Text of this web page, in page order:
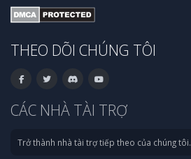
THEO DÕI CHÚNG TÔI
CÁC NHÀ TÀI TRỢ
Trở thành nhà tài trợ tiếp theo của chúng tôi.